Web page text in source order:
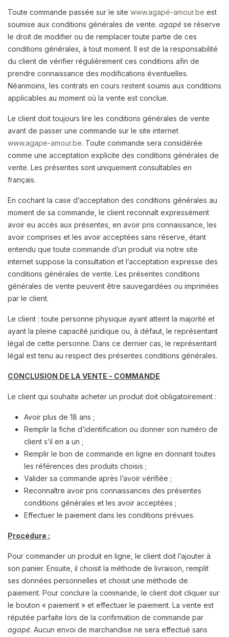
Toute commande passée sur le site www.agapé-amour.be est
soumise aux conditions générales de vente. agapé se réserve
le droit de modifier ou de remplacer toute partie de ces
conditions générales, à tout moment. Il est de la responsabilité
du client de vérifier régulièrement ces conditions afin de
prendre connaissance des modifications éventuelles.
Néanmoins, les contrats en cours restent soumis aux conditions
applicables au moment où la vente est conclue.
Le client doit toujours lire les conditions générales de vente
avant de passer une commande sur le site internet
www.agape-amour.be. Toute commande sera considérée
comme une acceptation explicite des conditions générales de
vente. Les présentes sont uniquement consultables en
français.
En cochant la case d’acceptation des conditions générales au
moment de sa commande, le client reconnaît expressément
avoir eu accès aux présentes, en avoir pris connaissance, les
avoir comprises et les avoir acceptées sans réserve, étant
entendu que toute commande d’un produit via notre site
internet suppose la consultation et l’acceptation expresse des
conditions générales de vente. Les présentes conditions
générales de vente peuvent être sauvegardées ou imprimées
par le client.
Le client : toute personne physique ayant atteint la majorité et
ayant la pleine capacité juridique ou, à défaut, le représentant
légal de cette personne. Dans ce dernier cas, le représentant
légal est tenu au respect des présentes conditions générales.
CONCLUSION DE LA VENTE - COMMANDE
Le client qui souhaite acheter un produit doit obligatoirement :
Avoir plus de 18 ans ;
Remplir la fiche d’identification ou donner son numéro de
client s’il en a un ;
Remplir le bon de commande en ligne en donnant toutes
les références des produits choisis ;
Valider sa commande après l’avoir vérifiée ;
Reconnaître avoir pris connaissances des présentes
conditions générales et les avoir acceptées ;
Effectuer le paiement dans les conditions prévues.
Procédure :
Pour commander un produit en ligne, le client doit l’ajouter à
son panier. Ensuite, il choisit la méthode de livraison, remplit
ses données personnelles et choisit une méthode de
paiement. Pour conclure la commande, le client doit cliquer sur
le bouton « paiement » et effectuer le paiement. La vente est
réputée parfaite lors de la confirmation de commande par
agapé. Aucun envoi de marchandise ne sera effectué sans